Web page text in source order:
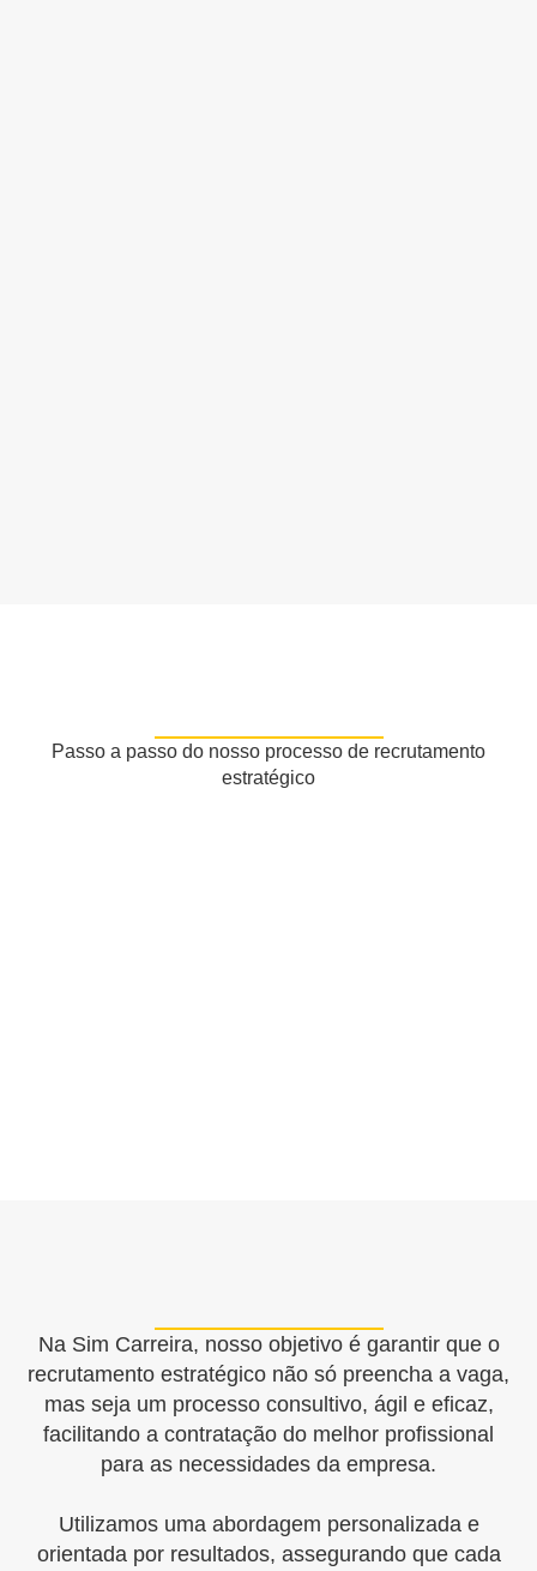
Passo a passo do nosso processo de recrutamento
estratégico
Na Sim Carreira, nosso objetivo é garantir que o
recrutamento estratégico não só preencha a vaga,
mas seja um processo consultivo, ágil e eficaz,
facilitando a contratação do melhor profissional
para as necessidades da empresa.
Utilizamos uma abordagem personalizada e
orientada por resultados, assegurando que cada